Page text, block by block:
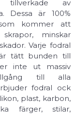
tillverkade av
Dessa är 100%
kommer att
minskar
Varje fodral
tätt bunden till
inte ut massiv
till alla
fodral ock
plast, karbon,
färger, stilar,